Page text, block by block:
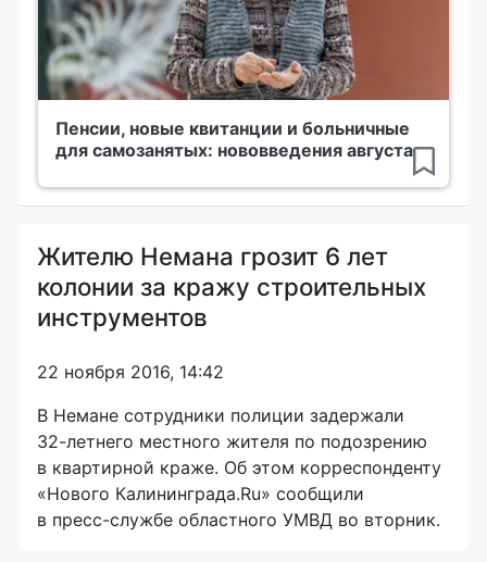
Пенсии, новые квитанции и больничные
для самозанятых: нововведения августа
Жителю Немана грозит 6 лет
колонии за кражу строительных
инструментов
22 ноября 2016, 14:42
В Немане сотрудники полиции задержали
32-летнего местного жителя по подозрению
в квартирной краже. Об этом корреспонденту
«Нового Калининграда.Ru» сообщили
в пресс-службе областного УМВД во вторник.